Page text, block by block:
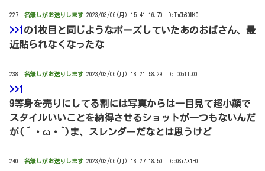
227: 名無しがお送りします 2023/03/06(月) 15:41:16.70 ID:TmOb80MK0
>>1 の1枚目と同じようなポーズしていたあのおばさん、最
近貼られなくなったな
238: 名無しがお送りします 2023/03/06(月) 18:21:58.29 ID:LOOp1fuO0
>>1
9等身を売りにしてる割には写真からは一目見て超小顔で
スタイルいいことを納得させるショットが一つもないんだ
が(´・ω・`)ま、スレンダーだなとは思うけど
240: 名無しがお送りします 2023/03/06(月) 18:27:18.50 ID:pQSiAX1H0